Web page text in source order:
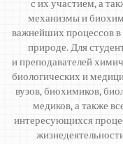
с их участием, а
механизмы и
важнейших процессов
природе. Для
и преподавателей
биологических и
вузов, биохимиков,
медиков, а также
интересующихся